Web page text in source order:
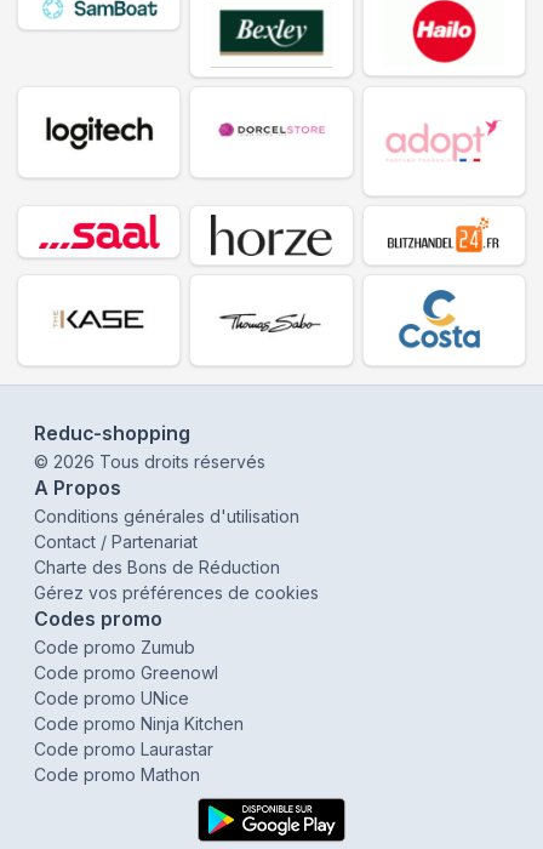
Reduc-shopping
© 2026 Tous droits réservés
A Propos
Conditions générales d'utilisation
Contact / Partenariat
Charte des Bons de Réduction
Gérez vos préférences de cookies
Codes promo
Code promo Zumub
Code promo Greenowl
Code promo UNice
Code promo Ninja Kitchen
Code promo Laurastar
Code promo Mathon